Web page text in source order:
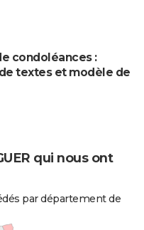
condoléances :
textes et modèle de
qui nous ont
par département de